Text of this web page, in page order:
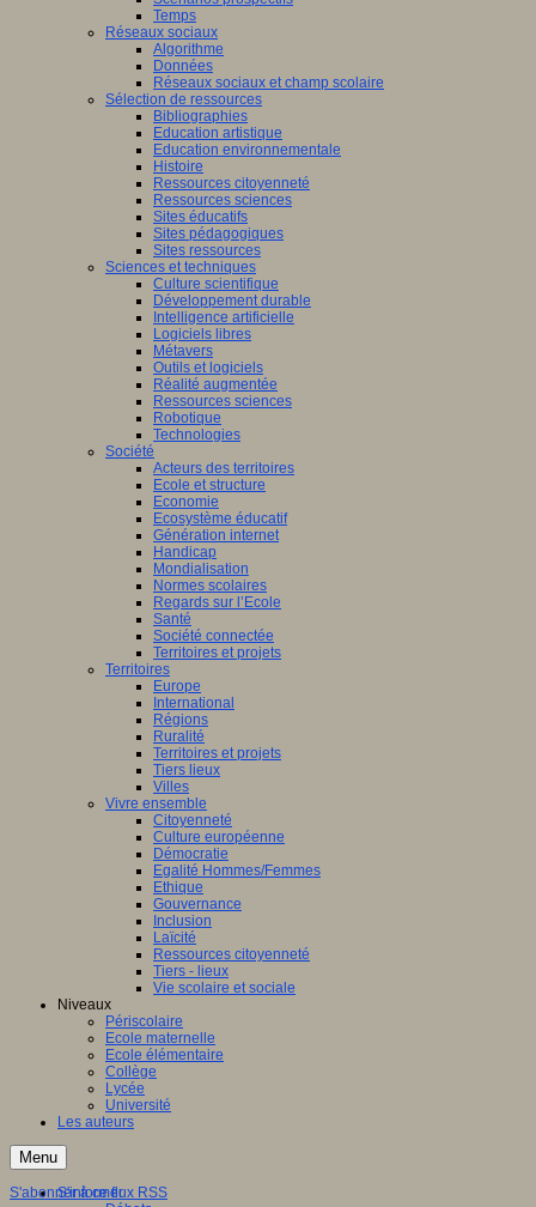
Temps
Réseaux sociaux
Algorithme
Données
Réseaux sociaux et champ scolaire
Sélection de ressources
Bibliographies
Education artistique
Education environnementale
Histoire
Ressources citoyenneté
Ressources sciences
Sites éducatifs
Sites pédagogiques
Sites ressources
Sciences et techniques
Culture scientifique
Développement durable
Intelligence artificielle
Logiciels libres
Métavers
Outils et logiciels
Réalité augmentée
Ressources sciences
Robotique
Technologies
Société
Acteurs des territoires
Ecole et structure
Economie
Ecosystème éducatif
Génération internet
Handicap
Mondialisation
Normes scolaires
Regards sur l’Ecole
Santé
Société connectée
Territoires et projets
Territoires
Europe
International
Régions
Ruralité
Territoires et projets
Tiers lieux
Villes
Vivre ensemble
Citoyenneté
Culture européenne
Démocratie
Egalité Hommes/Femmes
Ethique
Gouvernance
Inclusion
Laïcité
Ressources citoyenneté
Tiers - lieux
Vie scolaire et sociale
Niveaux
Périscolaire
Ecole maternelle
Ecole élémentaire
Collège
Lycée
Université
Les auteurs
Menu
S'informer
S'abonner à ce flux RSS